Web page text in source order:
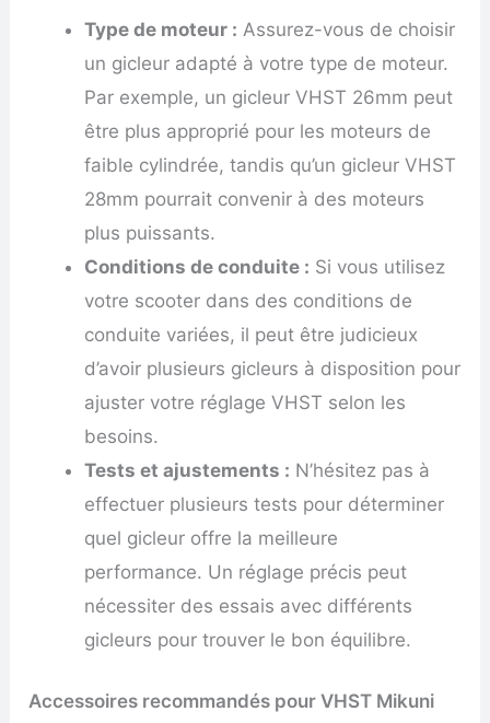
Type de moteur : Assurez-vous de choisir
un gicleur adapté à votre type de moteur.
Par exemple, un gicleur VHST 26mm peut
être plus approprié pour les moteurs de
faible cylindrée, tandis qu’un gicleur VHST
28mm pourrait convenir à des moteurs
plus puissants.
Conditions de conduite : Si vous utilisez
votre scooter dans des conditions de
conduite variées, il peut être judicieux
d’avoir plusieurs gicleurs à disposition pour
ajuster votre réglage VHST selon les
besoins.
Tests et ajustements : N’hésitez pas à
effectuer plusieurs tests pour déterminer
quel gicleur offre la meilleure
performance. Un réglage précis peut
nécessiter des essais avec différents
gicleurs pour trouver le bon équilibre.
Accessoires recommandés pour VHST Mikuni